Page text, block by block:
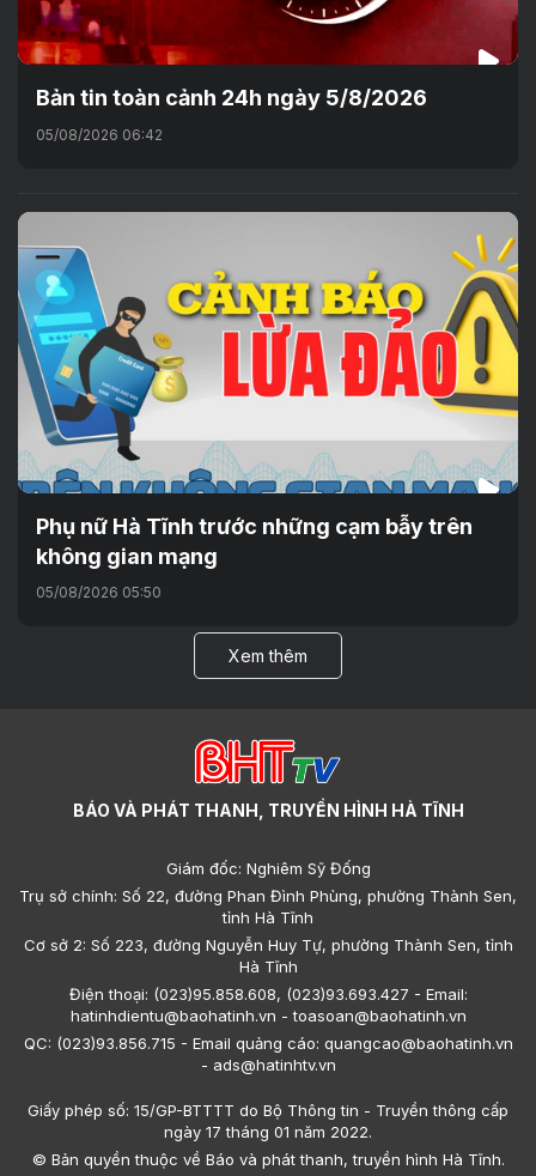
Bản tin toàn cảnh 24h ngày 5/8/2026
05/08/2026 06:42
Phụ nữ Hà Tĩnh trước những cạm bẫy trên
không gian mạng
05/08/2026 05:50
Xem thêm
BÁO VÀ PHÁT THANH, TRUYỀN HÌNH HÀ TĨNH
Giám đốc: Nghiêm Sỹ Đống
Trụ sở chính: Số 22, đường Phan Đình Phùng, phường Thành Sen,
tỉnh Hà Tĩnh
Cơ sở 2: Số 223, đường Nguyễn Huy Tự, phường Thành Sen, tỉnh
Hà Tĩnh
Điện thoại: (023)95.858.608, (023)93.693.427 - Email:
hatinhdientu@baohatinh.vn - toasoan@baohatinh.vn
QC: (023)93.856.715 - Email quảng cáo: quangcao@baohatinh.vn
- ads@hatinhtv.vn
Giấy phép số: 15/GP-BTTTT do Bộ Thông tin - Truyền thông cấp
ngày 17 tháng 01 năm 2022.
© Bản quyền thuộc về Báo và phát thanh, truyền hình Hà Tĩnh.